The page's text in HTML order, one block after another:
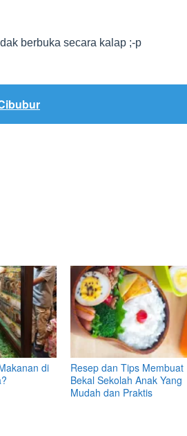
berbuka secara kalap ;-p
di
Resep dan Tips Membuat
Bekal Sekolah Anak Yang
Mudah dan Praktis